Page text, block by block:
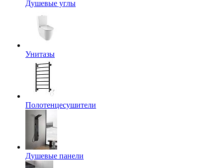
Душевые углы
Унитазы
Полотенцесушители
Душевые панели